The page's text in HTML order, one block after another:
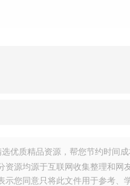
优质精品资源，帮您节约时间成
资源均源于互联网收集整理和
示您同意只将此文件用于参考、